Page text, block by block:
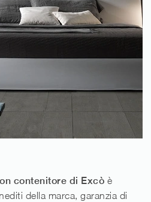
contenitore di Excò è
della marca, garanzia di